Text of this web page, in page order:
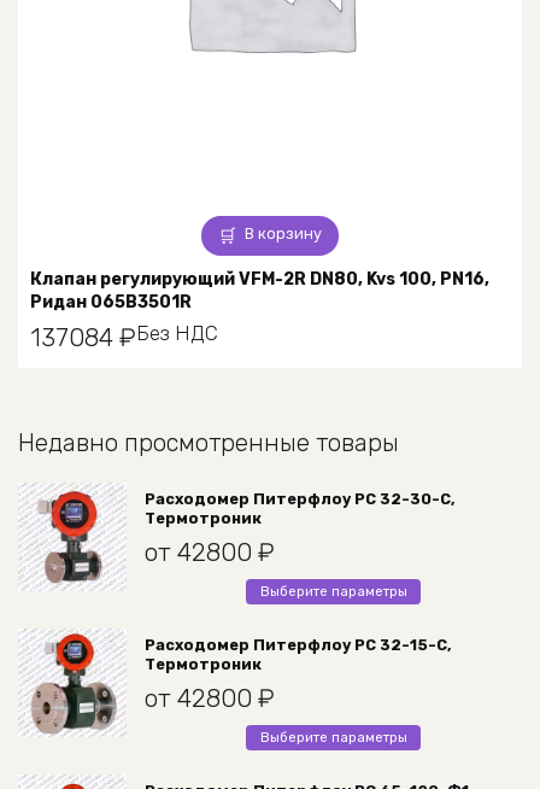
В корзину
Клапан регулирующий VFM-2R DN80, Kvs 100, PN16,
Ридан 065B3501R
137084 ₽Без НДС
Недавно просмотренные товары
Расходомер Питерфлоу РС 32-30-С,
Термотроник
от 42800 ₽
Выберите параметры
Этот
имеет
можно
Расходомер Питерфлоу РС 32-15-С,
Термотроник
от 42800 ₽
Выберите параметры
Этот